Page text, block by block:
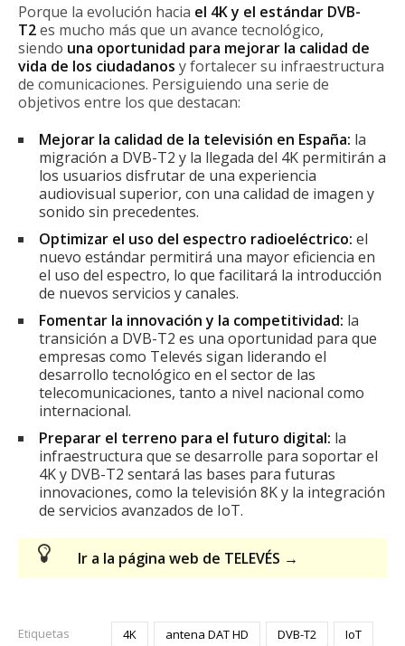
Porque la evolución hacia el 4K y el estándar DVB-
T2es mucho más que un avance tecnológico,
siendo una oportunidad para mejorar la calidad de
vida de los ciudadanos y fortalecer su infraestructura
de comunicaciones. Persiguiendo una serie de
objetivos entre los que destacan:
Mejorar la calidad de la televisión en España: la
migración a DVB-T2 y la llegada del 4K permitirán a
los usuarios disfrutar de una experiencia
audiovisual superior, con una calidad de imagen y
sonido sin precedentes.
Optimizar el uso del espectro radioeléctrico: el
nuevo estándar permitirá una mayor eficiencia en
el uso del espectro, lo que facilitará la introducción
de nuevos servicios y canales.
Fomentar la innovación y la competitividad: la
transición a DVB-T2 es una oportunidad para que
empresas como Televés sigan liderando el
desarrollo tecnológico en el sector de las
telecomunicaciones, tanto a nivel nacional como
internacional.
Preparar el terreno para el futuro digital: la
infraestructura que se desarrolle para soportar el
4K y DVB-T2 sentará las bases para futuras
innovaciones, como la televisión 8K y la integración
de servicios avanzados de IoT.
Ir a la página web de TELEVÉS →
Etiquetas 4K antena DAT HD DVB-T2
IoT